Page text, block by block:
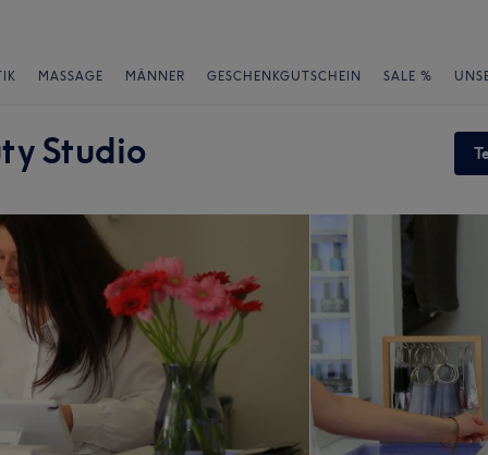
MASSAGE MÄNNER GESCHENKGUTSCHEIN SALE %
Studio